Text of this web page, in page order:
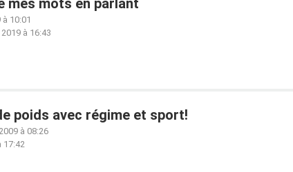
mes mots en parlant
à 10:01
à 16:43
poids avec régime et sport!
à 08:26
17:42